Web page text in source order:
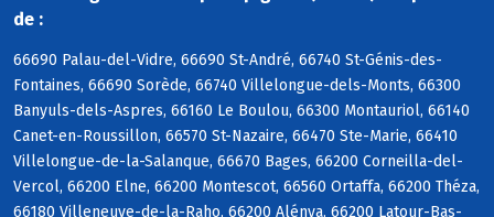
de :
66690 Palau-del-Vidre, 66690 St-André, 66740 St-Génis-des-
Fontaines, 66690 Sorède, 66740 Villelongue-dels-Monts, 66300
Banyuls-dels-Aspres, 66160 Le Boulou, 66300 Montauriol, 66140
Canet-en-Roussillon, 66570 St-Nazaire, 66470 Ste-Marie, 66410
Villelongue-de-la-Salanque, 66670 Bages, 66200 Corneilla-del-
Vercol, 66200 Elne, 66200 Montescot, 66560 Ortaffa, 66200 Théza,
66180 Villeneuve-de-la-Raho, 66200 Alénya, 66200 Latour-Bas-